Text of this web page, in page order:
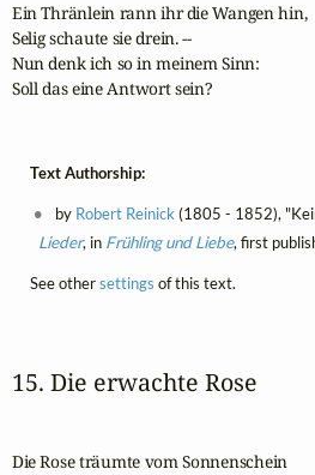
Ein Thränlein rann ihr die Wangen hin,
Selig schaute sie drein. --
Nun denk ich so in meinem Sinn:
Soll das eine Antwort sein?
Text Authorship:
by Robert Reinick(1805 - 1852),
Lieder, in Frühling und Liebe, first
See othersettings of this text.
15. Die erwachte Rose
Die Rose träumte vom Sonnenschein